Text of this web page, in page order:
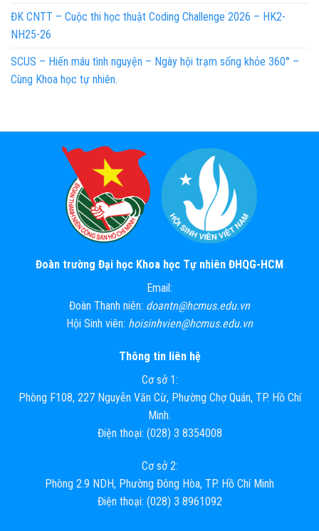
ĐK CNTT – Cuộc thi học thuật Coding Challenge 2026 – HK2-
NH25-26
SCUS – Hiến máu tình nguyện – Ngày hội trạm sống khỏe 360° –
Cùng Khoa học tự nhiên.
Đoàn trường Đại học Khoa học Tự nhiên ĐHQG-HCM
Email:
Đoàn Thanh niên: doantn@hcmus.edu.vn
Hội Sinh viên: hoisinhvien@hcmus.edu.vn
Thông tin liên hệ
Cơ sở 1:
Phòng F108, 227 Nguyễn Văn Cừ, Phường Chợ Quán, TP. Hồ Chí
Minh.
Điện thoại: (028) 3 8354008
Cơ sở 2:
Phòng 2.9 NDH, Phường Đông Hòa, TP. Hồ Chí Minh
Điện thoại: (028) 3 8961092